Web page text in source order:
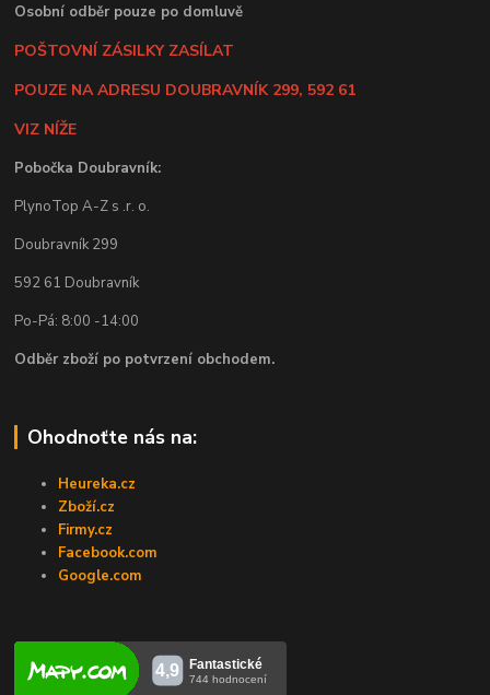
Osobní odběr pouze po domluvě
POŠTOVNÍ ZÁSILKY ZASÍLAT
POUZE NA ADRESU DOUBRAVNÍK 299, 592 61
VIZ NÍŽE
Pobočka Doubravník:
PlynoTop A-Z s .r. o.
Doubravník 299
592 61 Doubravník
Po-Pá: 8:00 -14:00
Odběr zboží po potvrzení obchodem.
Ohodnoťte nás na:
Heureka.cz
Zboží.cz
Firmy.cz
Facebook.com
Google.com